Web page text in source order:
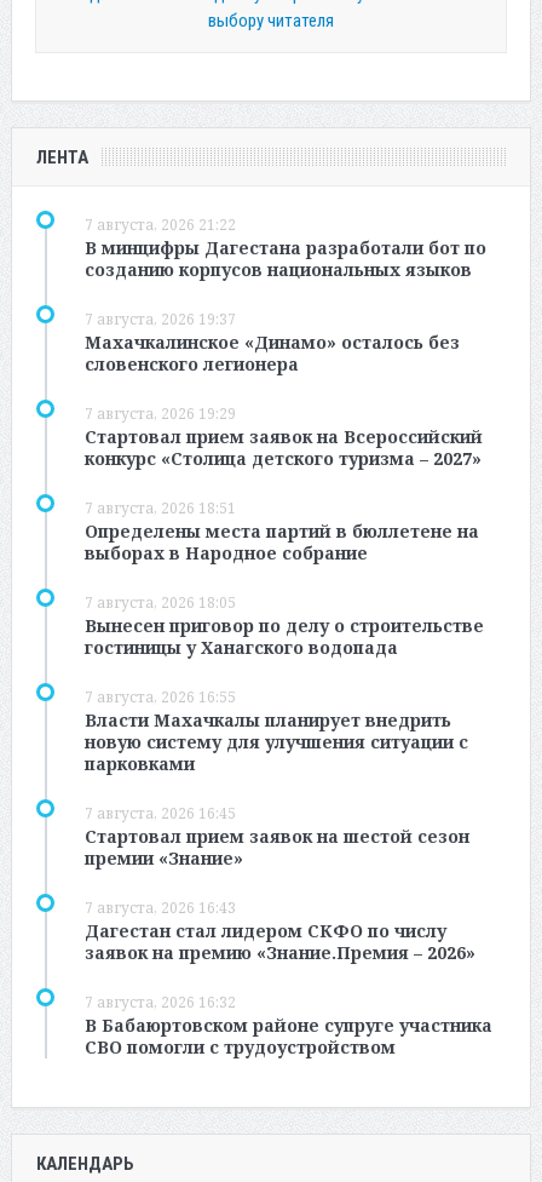
выбору читателя
ЛЕНТА
7 августа, 2026 21:22
В минцифры Дагестана разработали бот по
созданию корпусов национальных языков
7 августа, 2026 19:37
Махачкалинское «Динамо» осталось без
словенского легионера
7 августа, 2026 19:29
Стартовал прием заявок на Всероссийский
конкурс «Столица детского туризма – 2027»
7 августа, 2026 18:51
Определены места партий в бюллетене на
выборах в Народное собрание
7 августа, 2026 18:05
Вынесен приговор по делу о строительстве
гостиницы у Ханагского водопада
7 августа, 2026 16:55
Власти Махачкалы планирует внедрить
новую систему для улучшения ситуации с
парковками
7 августа, 2026 16:45
Стартовал прием заявок на шестой сезон
премии «Знание»
7 августа, 2026 16:43
Дагестан стал лидером СКФО по числу
заявок на премию «Знание.Премия – 2026»
7 августа, 2026 16:32
В Бабаюртовском районе супруге участника
СВО помогли с трудоустройством
КАЛЕНДАРЬ